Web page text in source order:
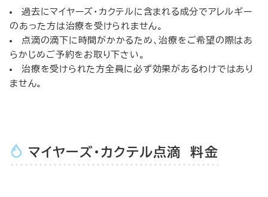
過去にマイヤーズ・カクテルに含まれる成分でアレルギー
のあった方は治療を受けられません。
点滴の滴下に時間がかかるため、治療をご希望の際はあ
らかじめご予約をお取り下さい。
治療を受けられた方全員に必ず効果があるわけではあり
ません。
マイヤーズ・カクテル点滴 料金